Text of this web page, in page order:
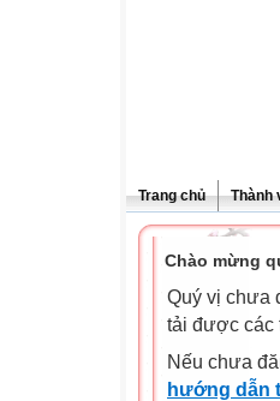
Trang chủ Thành
Chào mừng
Quý vị chưa
tải được các
Nếu chưa
hướng dẫn